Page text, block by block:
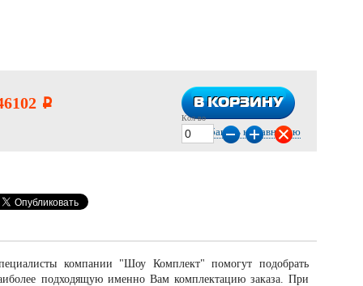
i В КОРЗИНУ
В КОРЗИНУ
Кол-во
Добавить к сравнению
компании "Шоу Комплект" помогут подобрать
подходящую именно Вам комплектацию заказа. При